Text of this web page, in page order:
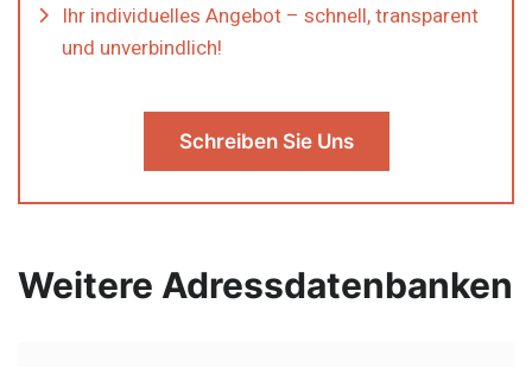
Ihr individuelles Angebot – schnell, transparent
und unverbindlich!
Schreiben Sie Uns
Weitere Adressdatenbanken